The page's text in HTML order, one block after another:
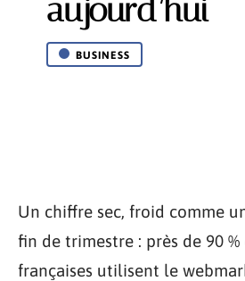
aujourd’hui
BUSINESS
Un chiffre sec, froid comme
fin de trimestre : près de 90
françaises utilisent le